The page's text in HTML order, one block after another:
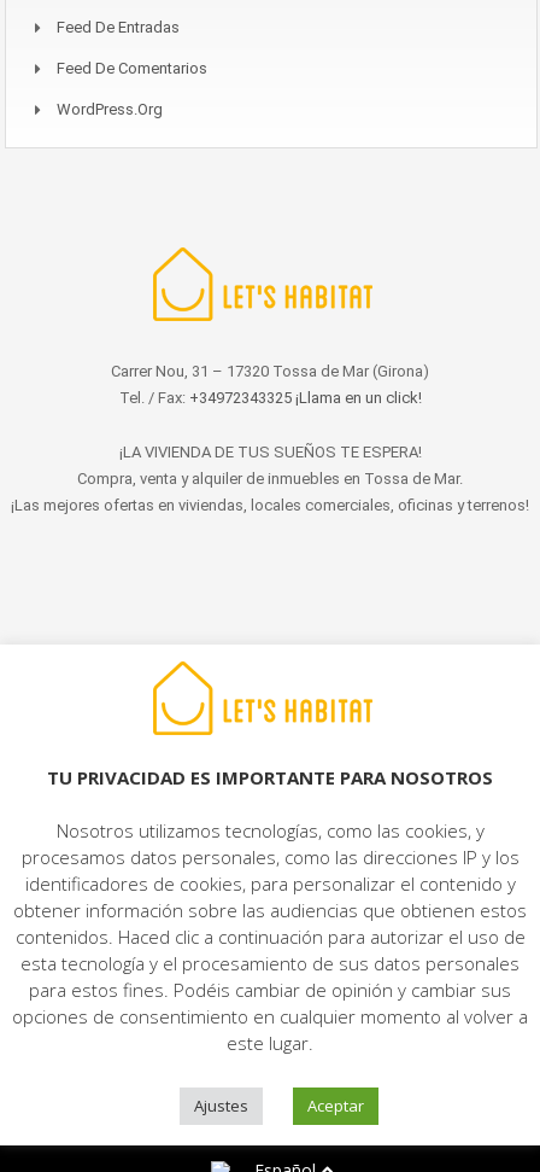
Feed De Entradas
Feed De Comentarios
WordPress.org
Carrer Nou, 31 – 17320 Tossa de Mar (Girona)
Tel. / Fax: +34972343325 ¡Llama en un click!
¡LA VIVIENDA DE TUS SUEÑOS TE ESPERA!
Compra, venta y alquiler de inmuebles en Tossa de Mar.
¡Las mejores ofertas en viviendas, locales comerciales, oficinas y terrenos!
© 2022 LET'S HABITAT - INMOBILIARIA. Todos los derechos reservados.
TU PRIVACIDAD ES IMPORTANTE PARA NOSOTROS
Nosotros utilizamos tecnologías, como las cookies, y
procesamos datos personales, como las direcciones IP y los
identificadores de cookies, para personalizar el contenido y
obtener información sobre las audiencias que obtienen estos
contenidos. Haced clic a continuación para autorizar el uso de
esta tecnología y el procesamiento de sus datos personales
para estos fines. Podéis cambiar de opinión y cambiar sus
opciones de consentimiento en cualquier momento al volver a
este lugar.
Ajustes Aceptar